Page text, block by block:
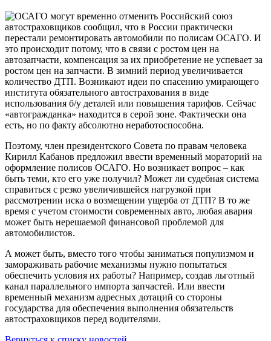
Российский союз
автостраховщиков сообщил, что в России практически
перестали ремонтировать автомобили по полисам ОСАГО. И
это происходит потому, что в связи с ростом цен на
автозапчасти, компенсация за их приобретение не успевает за
ростом цен на запчасти. В зимний период увеличивается
количество ДТП. Возникают идеи по спасению умирающего
института обязательного автострахования в виде
использования б/у деталей или повышения тарифов. Сейчас
«автогражданка» находится в серой зоне. Фактически она
есть, но по факту абсолютно неработоспособна.
Поэтому, член президентского Совета по правам человека
Кирилл Кабанов предложил ввести временный мораторий на
оформление полисов ОСАГО. Но возникает вопрос – как
быть теми, кто его уже получил? Может ли судебная система
справиться с резко увеличившейся нагрузкой при
рассмотрении иска о возмещении ущерба от ДТП? В то же
время с учетом стоимости современных авто, любая авария
может быть нерешаемой финансовой проблемой для
автомобилистов.
А может быть, вместо того чтобы заниматься популизмом и
замораживать рабочие механизмы нужно попытаться
обеспечить условия их работы? Например, создав льготный
канал параллельного импорта запчастей. Или ввести
временный механизм адресных дотаций со стороны
государства для обеспечения выполнения обязательств
автостраховщиков перед водителями.